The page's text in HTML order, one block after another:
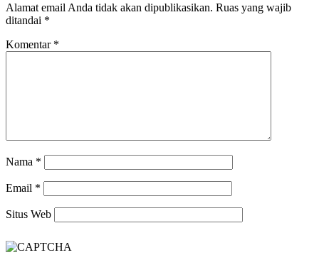
Alamat email Anda tidak akan dipublikasikan. Ruas yang wajib
ditandai *
Komentar *
Nama *
Email *
Situs Web